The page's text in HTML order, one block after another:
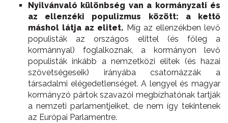
Nyilvánvaló különbség van a kormányzati és
az ellenzéki populizmus között: a kettő
máshol látja az elitet. Míg az ellenzékben levő
populisták az országos elittel (és főleg a
kormánnyal) foglalkoznak, a kormányon levő
populisták inkább a nemzetközi elitek (és hazai
szövetségeseik) irányába csatornázzák a
társadalmi elégedetlenséget. A lengyel és magyar
kormányzó pártok szavazói megbízhatónak tartják
a nemzeti parlamentjeiket, de nem így tekintenek
az Európai Parlamentre.